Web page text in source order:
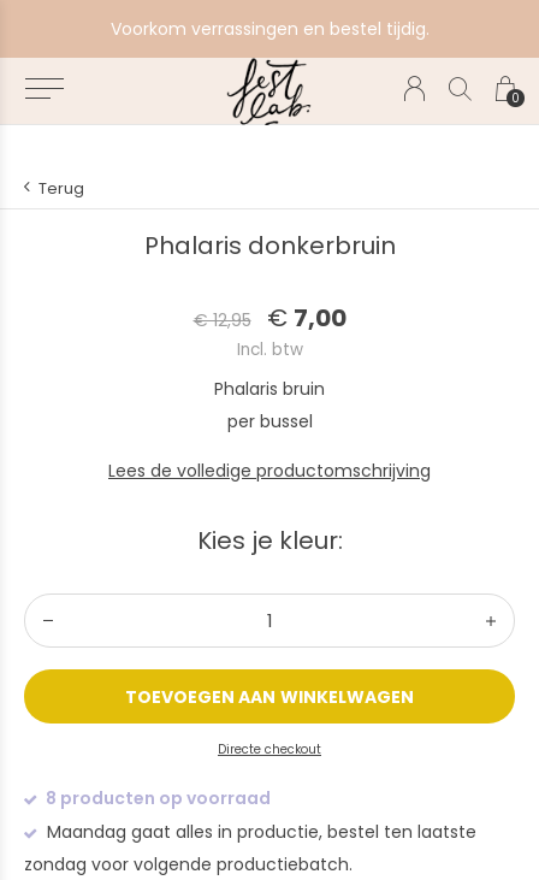
0
Voorkom verrassingen en bestel tijdig.
Terug
Phalaris donkerbruin
€ 12,95 € 7,00
Incl. btw
Phalaris bruin
per bussel
Lees de volledige productomschrijving
Kies je kleur:
TOEVOEGEN AAN WINKELWAGEN
Directe checkout
8 producten op voorraad
Maandag gaat alles in productie, bestel ten laatste
zondag voor volgende productiebatch.